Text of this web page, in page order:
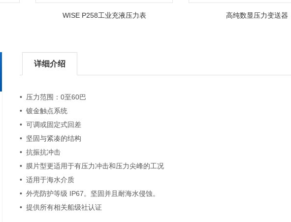
WISE P258工业充液压力表 高纯数显压力变送器
详细介绍
• 压力范围：0至60巴
• 镀金触点系统
• 可调或固定式回差
• 坚固与紧凑的结构
• 抗振抗冲击
• 膜片型更适用于有压力冲击和压力尖峰的工况
• 适用于海水介质
• 外壳防护等级 IP67。坚固并且耐海水侵蚀。
• 提供所有相关船级社认证